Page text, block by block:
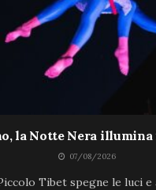
la Notte Nera illumina
07/08/2026
Tibet spegne le luci e